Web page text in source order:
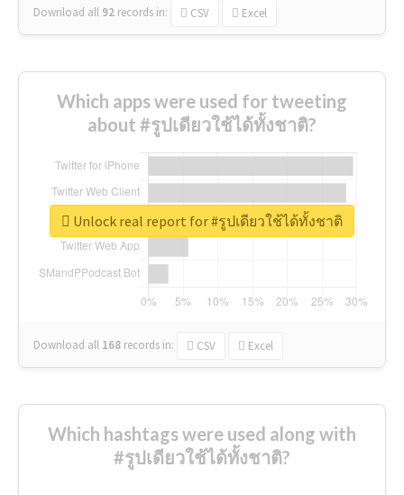
Download all 92 records in: CSV Excel
Which apps were used for tweeting
about #รูปเดียวใช้ได้ทั้งชาติ?
Download all 168 records in: CSV Excel
Unlock real report for #รูปเดียวใช้ได้ทั้งชาติ
Which hashtags were used along with
#รูปเดียวใช้ได้ทั้งชาติ?